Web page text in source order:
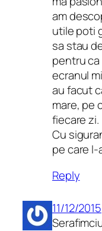
am
utile poti
sa stau
pentru ca
ecranul
au facut
mare, pe
fiecare zi.
Cu
pe care l-
Reply
11/12/2015